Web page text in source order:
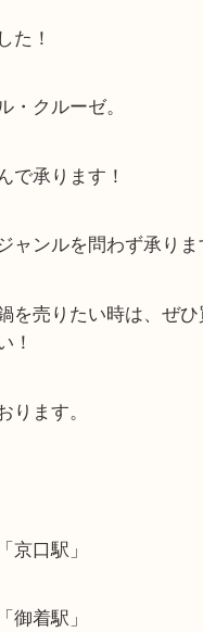
買取させていただき
した！
で承ります！
ジャンルを問わず承
鍋を売りたい時は、